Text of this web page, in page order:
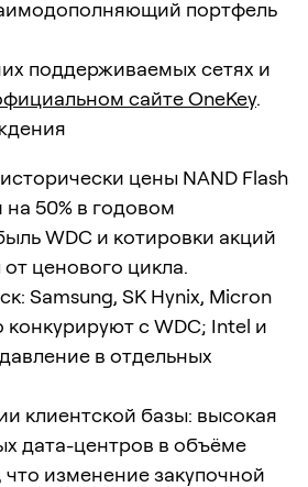
портфель
поддерживаемых сетях и
сайте OneKey.
цены NAND Flash
50% в годовом
WDC и котировки акций
ценового цикла.
Samsung, SK Hynix, Micron
с WDC; Intel и
в отдельных
клиентской базы: высокая
дата-центров в объёме
изменение закупочной